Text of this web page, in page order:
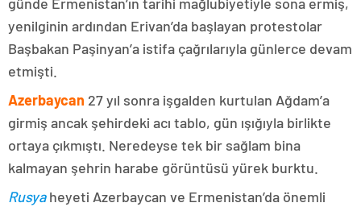
yenilginin ardından Erivan’da başlayan protestolar
Başbakan Paşinyan’a istifa çağrılarıyla günlerce devam
etmişti.
Azerbaycan 27 yıl sonra işgalden kurtulan Ağdam’a
girmiş ancak şehirdeki acı tablo, gün ışığıyla birlikte
ortaya çıkmıştı. Neredeyse tek bir sağlam bina
kalmayan şehrin harabe görüntüsü yürek burktu.
Rusyaheyeti Azerbaycan ve Ermenistan’da önemli